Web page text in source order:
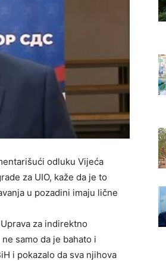
odluku Vijeća
za UIO, kaže da je to
u pozadini imaju lične
za indirektno
samo da je bahato i
i pokazalo da sva njihova